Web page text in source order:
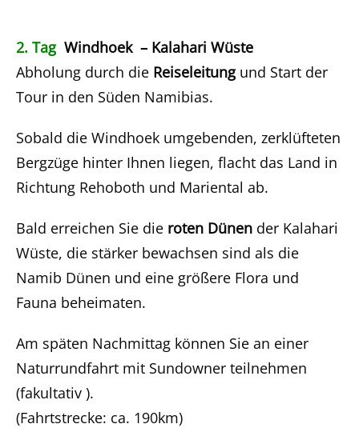
2. TagWindhoek – Kalahari Wüste
Abholung durch die Reiseleitungund Start der
Tour in den Süden Namibias.
Sobald die Windhoek umgebenden, zerklüfteten
Bergzüge hinter Ihnen liegen, flacht das Land in
Richtung Rehoboth und Mariental ab.
Bald erreichen Sie die roten Dünen der Kalahari
Wüste, die stärker bewachsen sind als die
Namib Dünen und eine größere Flora und
Fauna beheimaten.
Am späten Nachmittag können Sie an einer
Naturrundfahrt mit Sundowner teilnehmen
(fakultativ ).
(Fahrtstrecke: ca. 190km)